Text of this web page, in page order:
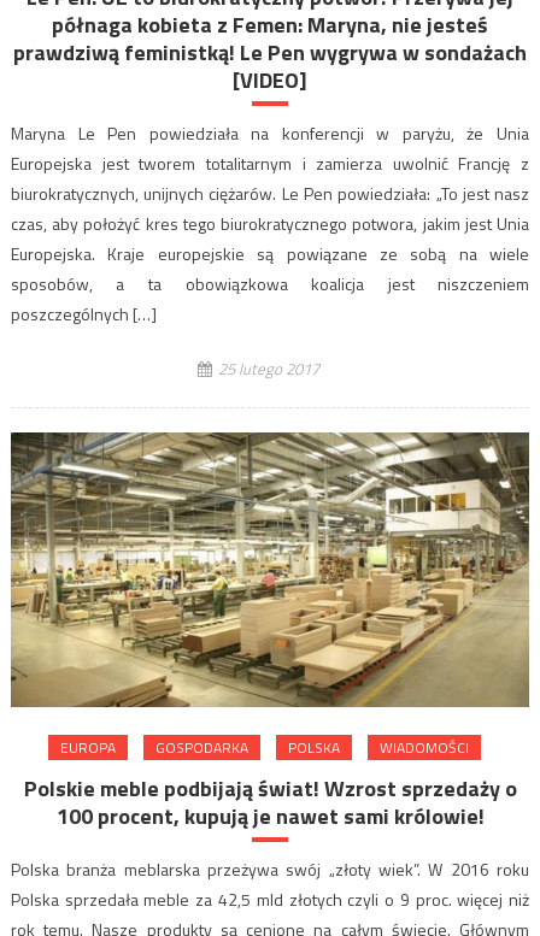
półnaga kobieta z Femen: Maryna, nie jesteś
prawdziwą feministką! Le Pen wygrywa w sondażach
[VIDEO]
Maryna Le Pen powiedziała na konferencji w paryżu, że Unia
Europejska jest tworem totalitarnym i zamierza uwolnić Francję z
biurokratycznych, unijnych ciężarów. Le Pen powiedziała: „To jest nasz
czas, aby położyć kres tego biurokratycznego potwora, jakim jest Unia
Europejska. Kraje europejskie są powiązane ze sobą na wiele
sposobów, a ta obowiązkowa koalicja jest niszczeniem
poszczególnych […]
25 lutego 2017
EUROPA GOSPODARKA POLSKA WIADOMOŚCI
Polskie meble podbijają świat! Wzrost sprzedaży o
100 procent, kupują je nawet sami królowie!
Polska branża meblarska przeżywa swój „złoty wiek”. W 2016 roku
Polska sprzedała meble za 42,5 mld złotych czyli o 9 proc. więcej niż
rok temu. Nasze produkty są cenione na całym świecie. Głównym